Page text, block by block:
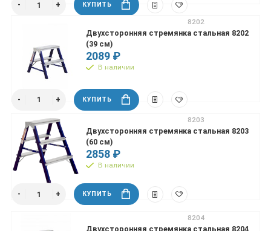
КУПИТЬ
8202
Двухсторонняя стремянка стальная 8202
(39 см)
2089 ₽
В наличии
КУПИТЬ
8203
Двухсторонняя стремянка стальная 8203
(60 см)
2858 ₽
В наличии
КУПИТЬ
8204
Двухсторонняя стремянка стальная 8204